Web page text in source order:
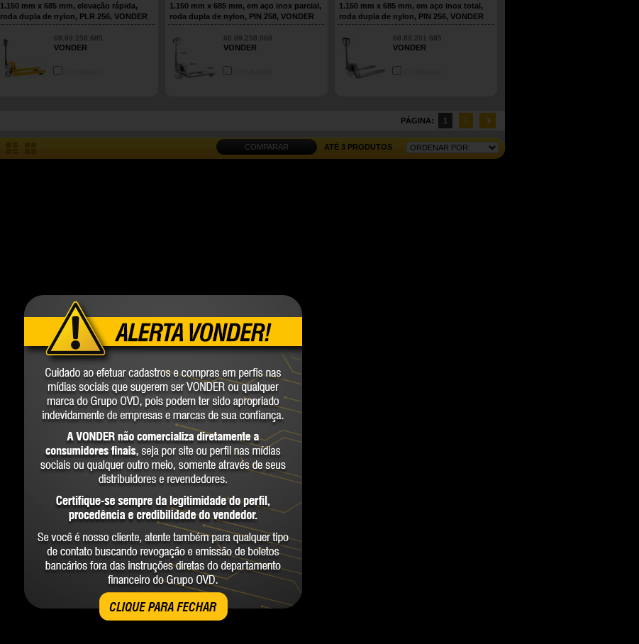
CLIQUE PARA FECHAR
1.150 mm x 685 mm, elevação rápida,
roda dupla de nylon, PLR 256, VONDER
68.89.258.685
VONDER
1.150 mm x 685 mm, em aço inox parcial,
roda dupla de nylon, PIN 258, VONDER
68.89.258.068
VONDER
1.150 mm x 685 mm, em aço inox total,
roda dupla de nylon, PIN 256, VONDER
68.89.201.685
VONDER
PÁGINA: 1 2
COMPARAR ATÉ 3 PRODUTOS